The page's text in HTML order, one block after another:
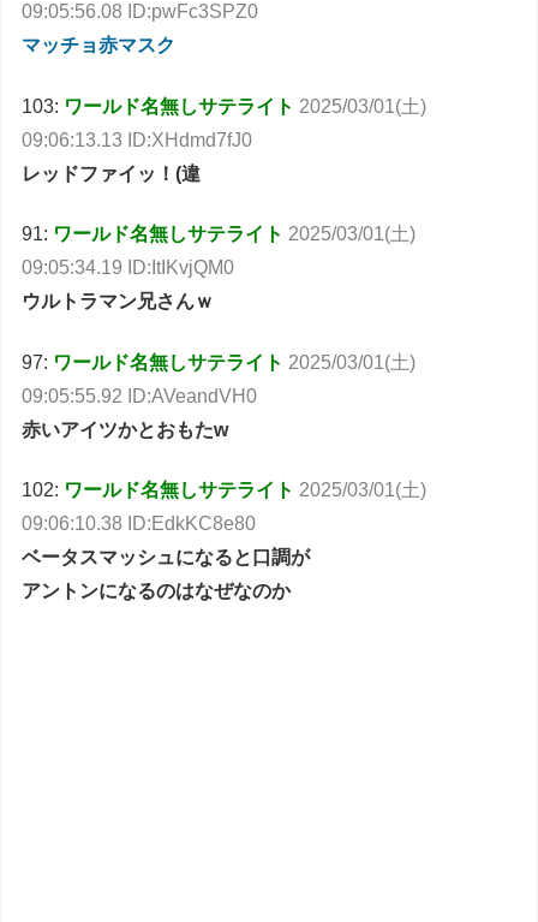
09:05:56.08 ID:pwFc3SPZ0
マッチョ赤マスク
103: ワールド名無しサテライト 2025/03/01(土)
09:06:13.13 ID:XHdmd7fJ0
レッドファイッ！(違
91: ワールド名無しサテライト 2025/03/01(土)
09:05:34.19 ID:ItIKvjQM0
ウルトラマン兄さんｗ
97: ワールド名無しサテライト 2025/03/01(土)
09:05:55.92 ID:AVeandVH0
赤いアイツかとおもたw
102: ワールド名無しサテライト 2025/03/01(土)
09:06:10.38 ID:EdkKC8e80
ベータスマッシュになると口調が
アントンになるのはなぜなのか